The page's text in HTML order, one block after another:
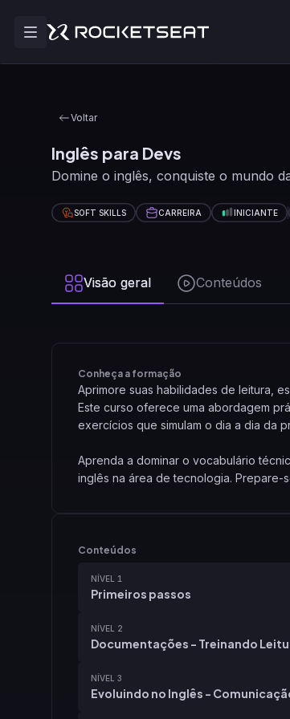
Voltar
Inglês para Devs
Domine o inglês, conquiste o mundo
SOFT SKILLS CARREIRA INICIANTE
Visão geral Conteúdos
Conheça a formação
Aprimore suas habilidades de leitura,
Este curso oferece uma abordagem
exercícios que simulam o dia a dia da
Aprenda a dominar o vocabulário
inglês na área de tecnologia.
Conteúdos
NÍVEL 1
Primeiros passos
NÍVEL 2
Documentações - Treinando
NÍVEL 3
Evoluindo no Inglês -